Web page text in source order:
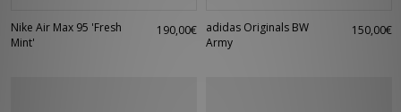
Nike Air Max 95 'Fresh
Mint'
190,00€
adidas Originals BW
Army
150,00€